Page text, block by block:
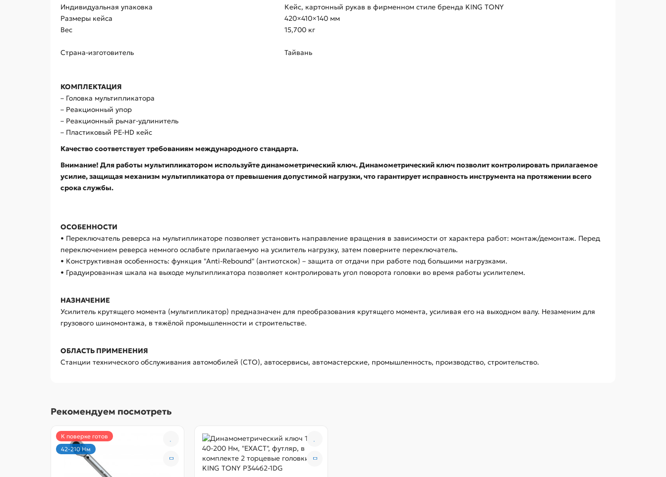
Индивидуальная упаковка
Кейс, картонный рукав в фирменном стиле бренда KING TONY
Размеры кейса
420×410×140 мм
Вес
15,700 кг
Страна-изготовитель Тайвань
КОМПЛЕКТАЦИЯ
– Головка мультипликатора
– Реакционный упор
– Реакционный рычаг-удлинитель
– Пластиковый PE-HD кейс
Качество соответствует требованиям международного стандарта.
Внимание! Для работы мультипликатором используйте динамометрический ключ. Динамометрический ключ позволит контролировать прилагаемое
усилие, защищая механизм мультипликатора от превышения допустимой нагрузки, что гарантирует исправность инструмента на протяжении всего
срока службы.
ОСОБЕННОСТИ
• Переключатель реверса на мультипликаторе позволяет установить направление вращения в зависимости от характера работ: монтаж/демонтаж. Перед
переключением реверса немного ослабьте прилагаемую на усилитель нагрузку, затем поверните переключатель.
• Конструктивная особенность: функция "Anti-Rebound" (антиотскок) – защита от отдачи при работе под большими нагрузками.
• Градуированная шкала на выходе мультипликатора позволяет контролировать угол поворота головки во время работы усилителем.
НАЗНАЧЕНИЕ
Усилитель крутящего момента (мультипликатор) предназначен для преобразования крутящего момента, усиливая его на выходном валу. Незаменим для
грузового шиномонтажа, в тяжёлой промышленности и строительстве.
ОБЛАСТЬ ПРИМЕНЕНИЯ
Станции технического обслуживания автомобилей (СТО), автосервисы, автомастерские, промышленность, производство, строительство.
Рекомендуем посмотреть
К поверке готов
42-210 Нм